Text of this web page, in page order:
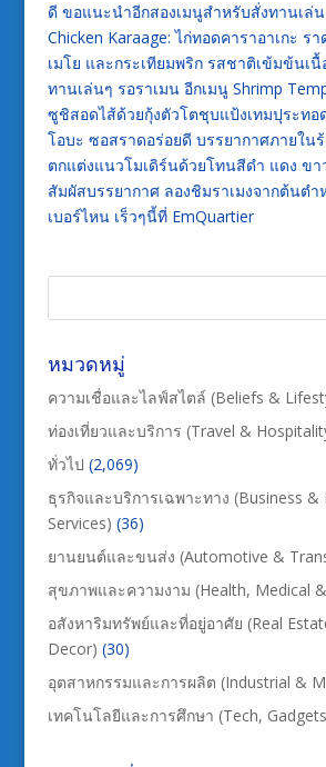
ดี ขอแนะนำอีกสองเมนูสำหรับสั่งทานเล่น
Chicken Karaage: ไก่ทอดคาราอาเกะ ร
เมโย และกระเทียมพริก รสชาติเข้มข้นเ
ทานเล่นๆ รอราเมน อีกเมนู Shrimp
ซูชิสอดไส้ด้วยกุ้งตัวโตชุบแป้งเทมปุระทอ
โอบะ ซอสราดอร่อยดี บรรยากาศภายใน
ตกแต่งแนวโมเดิร์นด้วยโทนสีดำ แดง ขา
สัมผัสบรรยากาศ ลองชิมราเมงจากต้นตำ
เบอร์ไหน เร็วๆนี้ที่ EmQuartier
หมวดหมู่
ความเชื่อและไลฟ์สไตล์ (Beliefs &
ท่องเที่ยวและบริการ (Travel &
ทั่วไป (2,069)
ธุรกิจและบริการเฉพาะทาง (Business &
Services) (36)
ยานยนต์และขนส่ง (Automotive &
สุขภาพและความงาม (Health, Medical
อสังหาริมทรัพย์และที่อยู่อาศัย (Real
Decor) (30)
อุตสาหกรรมและการผลิต (Industrial &
เทคโนโลยีและการศึกษา (Tech,